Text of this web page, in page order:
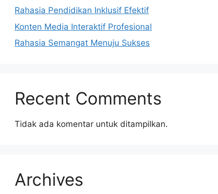
Rahasia Pendidikan Inklusif Efektif
Konten Media Interaktif Profesional
Rahasia Semangat Menuju Sukses
Recent Comments
Tidak ada komentar untuk ditampilkan.
Archives